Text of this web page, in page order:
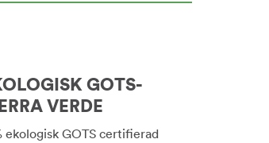
GOTS-
VERDE
ekologisk GOTS certifierad